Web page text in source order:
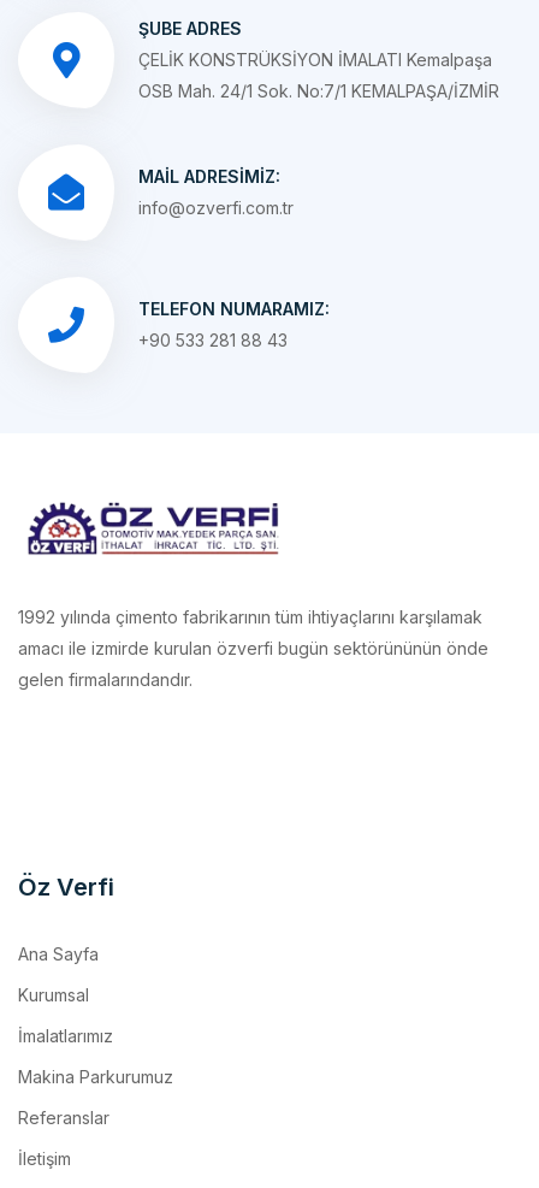
ŞUBE ADRES
ÇELİK KONSTRÜKSİYON İMALATI Kemalpaşa
OSB Mah. 24/1 Sok. No:7/1 KEMALPAŞA/İZMİR
MAIL ADRESIMIZ:
info@ozverfi.com.tr
TELEFON NUMARAMIZ:
+90 533 281 88 43
1992 yılında çimento fabrikarının tüm ihtiyaçlarını karşılamak
amacı ile izmirde kurulan özverfi bugün sektörününün önde
gelen firmalarındandır.
Öz Verfi
Ana Sayfa
Kurumsal
İmalatlarımız
Makina Parkurumuz
Referanslar
İletişim